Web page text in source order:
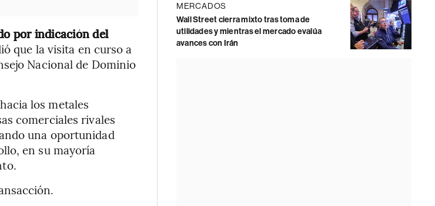
por indicación del
que la visita en curso a
Nacional de Dominio
los metales
comerciales rivales
una oportunidad
en su mayoría
MERCADOS
Wall Street cierra mixto tras toma de
utilidades y mientras el mercado evalúa
avances con Irán